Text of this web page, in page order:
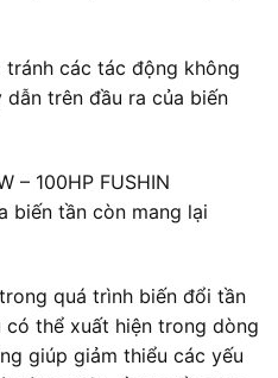
tránh các tác động không
trên đầu ra của biến
– 100HP FUSHIN
biến tần còn mang lại
trong quá trình biến đổi tần
thể xuất hiện trong dòng
giúp giảm thiểu các yếu